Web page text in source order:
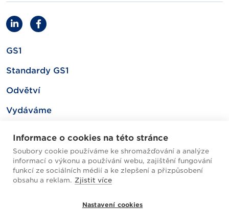
GS1
Standardy GS1
Odvětví
Vydáváme
Mapa webu
Informace o cookies na této stránce
Soubory cookie používáme ke shromažďování a analýze
informací o výkonu a používání webu, zajištění fungování
funkcí ze sociálních médií a ke zlepšení a přizpůsobení
obsahu a reklam. Zjistit více
Nastavení cookies